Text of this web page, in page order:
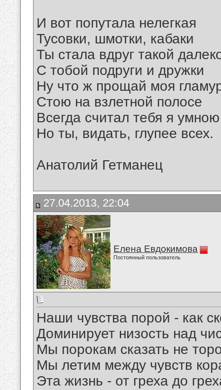
И вот попутала нелегкая
Тусовки, шмотки, кабаки
Ты стала вдруг такой
С тобой подруги и дружки
Ну что ж прощай моя
Стою на взлетной полосе
Всегда считал тебя я умною
Но ты, видать, глупее всех.
Анатолий Гетманец
27.04.2013, 22:04
Елена Евдокимова
Постоянный пользователь
Наши чувства порой - как
Доминирует низость над
Мы порокам сказать не
Мы летим между чувств
Эта жизнь - от греха до